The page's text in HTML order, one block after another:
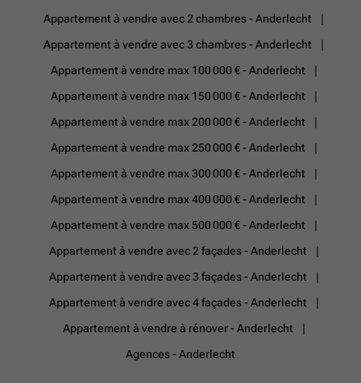
Appartement à vendre avec 2 chambres - Anderlecht
Appartement à vendre avec 3 chambres - Anderlecht
Appartement à vendre max 100 000 € - Anderlecht
Appartement à vendre max 150 000 € - Anderlecht
Appartement à vendre max 200 000 € - Anderlecht
Appartement à vendre max 250 000 € - Anderlecht
Appartement à vendre max 300 000 € - Anderlecht
Appartement à vendre max 400 000 € - Anderlecht
Appartement à vendre max 500 000 € - Anderlecht
Appartement à vendre avec 2 façades - Anderlecht
Appartement à vendre avec 3 façades - Anderlecht
Appartement à vendre avec 4 façades - Anderlecht
Appartement à vendre à rénover - Anderlecht
Agences - Anderlecht